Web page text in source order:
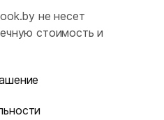
не несет
стоимость и